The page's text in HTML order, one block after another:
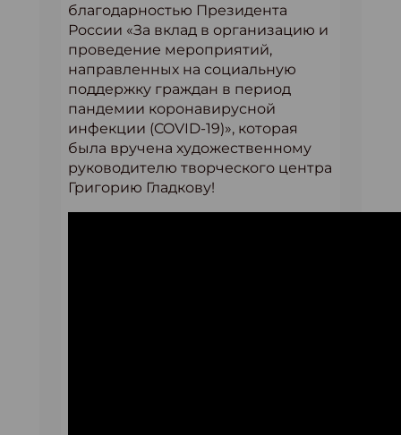
благодарностью Президента
России «За вклад в организацию и
проведение мероприятий,
направленных на социальную
поддержку граждан в период
пандемии коронавирусной
инфекции (COVID-19)», которая
была вручена художественному
руководителю творческого центра
Григорию Гладкову!